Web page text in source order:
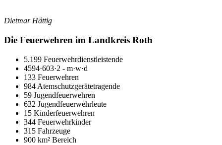
Dietmar Hättig
Die Feuerwehren im Landkreis Roth
5.199 Feuerwehrdienstleistende
4594·603·2 - m·w·d
133 Feuerwehren
984 Atemschutzgerätetragende
59 Jugendfeuerwehren
632 Jugendfeuerwehrleute
15 Kinderfeuerwehren
344 Feuerwehrkinder
315 Fahrzeuge
900 km² Bereich